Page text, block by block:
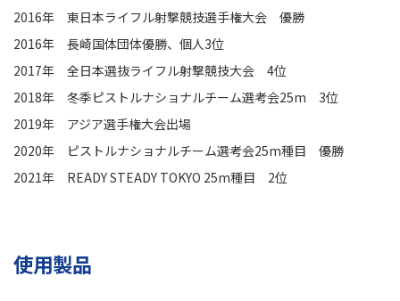
2016年 東日本ライフル射撃競技選手権大会 優勝
2016年 長崎国体団体優勝、個人3位
2017年 全日本選抜ライフル射撃競技大会 4位
2018年 冬季ピストルナショナルチーム選考会25m 3位
2019年 アジア選手権大会出場
2020年 ピストルナショナルチーム選考会25m種目 優勝
2021年 READY STEADY TOKYO 25m種目 2位
使用製品